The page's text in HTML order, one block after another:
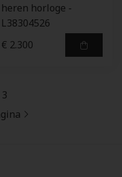
heren horloge -
L38304526
€ 2.300
3